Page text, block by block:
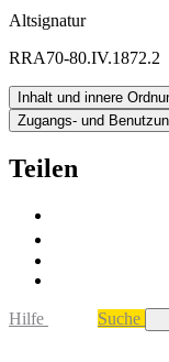
Altsignatur
RRA70-80.IV.1872.2
Inhalt und innere
Zugangs- und
Teilen
Hilfe Suche